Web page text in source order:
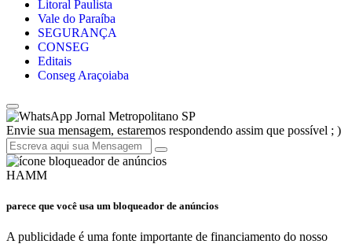
Litoral Paulista
Vale do Paraíba
SEGURANÇA
CONSEG
Editais
Conseg Araçoiaba
Jornal Metropolitano SP
Envie sua mensagem, estaremos respondendo assim que possível ; )
HAMM
parece que você usa um bloqueador de anúncios
A publicidade é uma fonte importante de financiamento do nosso